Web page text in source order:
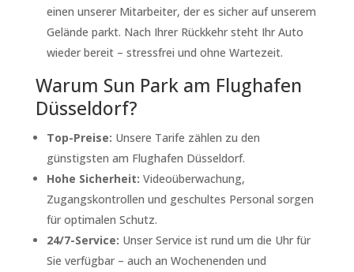
einen unserer Mitarbeiter, der es sicher auf unserem
Gelände parkt. Nach Ihrer Rückkehr steht Ihr Auto
wieder bereit – stressfrei und ohne Wartezeit.
Warum Sun Park am Flughafen
Düsseldorf?
Top-Preise: Unsere Tarife zählen zu den
günstigsten am Flughafen Düsseldorf.
Hohe Sicherheit: Videoüberwachung,
Zugangskontrollen und geschultes Personal sorgen
für optimalen Schutz.
24/7-Service: Unser Service ist rund um die Uhr für
Sie verfügbar – auch an Wochenenden und